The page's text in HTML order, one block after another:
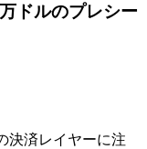
ドルのプレシー
決済レイヤーに注